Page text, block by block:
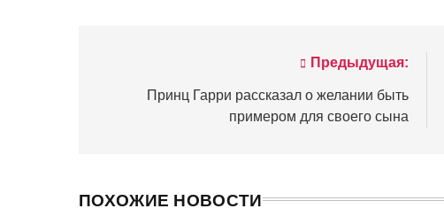
Предыдущая:
Принц Гарри рассказал о желании быть
примером для своего сына
ПОХОЖИЕ НОВОСТИ